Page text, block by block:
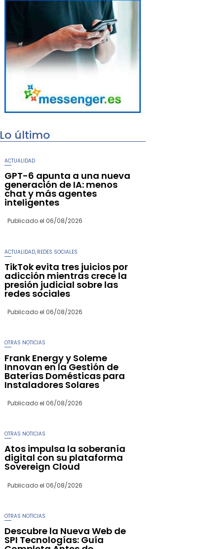
Lo último
ACTUALIDAD
GPT-6 apunta a una nueva
generación de IA: menos
chat y más agentes
inteligentes
Publicado el 06/08/2026
ACTUALIDAD REDES SOCIALES
TikTok evita tres juicios por
adicción mientras crece la
presión judicial sobre las
redes sociales
Publicado el 06/08/2026
OTRAS NOTICIAS
Frank Energy y Soleme
Innovan en la Gestión de
Baterías Domésticas para
Instaladores Solares
Publicado el 06/08/2026
OTRAS NOTICIAS
Atos impulsa la soberanía
digital con su plataforma
Sovereign Cloud
Publicado el 06/08/2026
OTRAS NOTICIAS
Descubre la Nueva Web de
SPI Tecnologías: Guía